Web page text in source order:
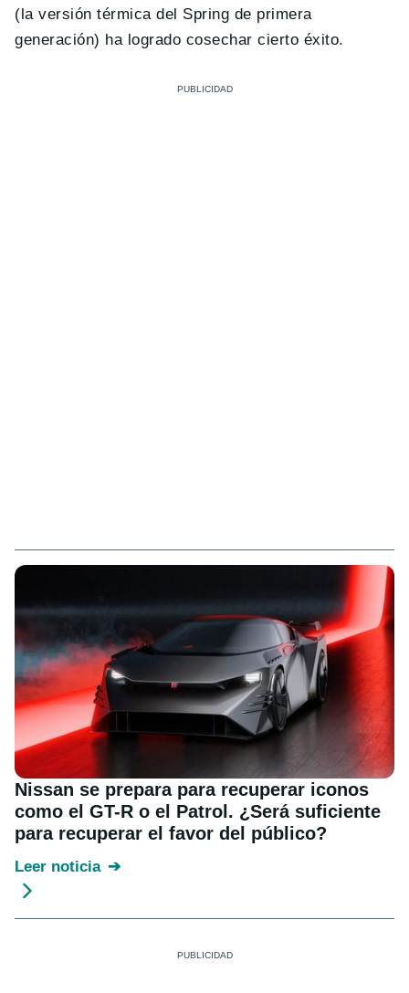
(la versión térmica del Spring de primera
generación) ha logrado cosechar cierto éxito.
Nissan se prepara para recuperar iconos
como el GT-R o el Patrol. ¿Será suficiente
para recuperar el favor del público?
Leer noticia